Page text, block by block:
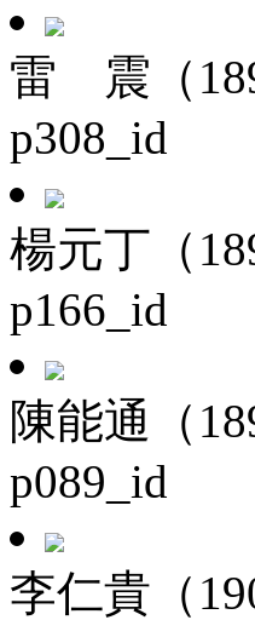
雷 震（
p308_id
楊元丁（
p166_id
陳能通（
p089_id
李仁貴（